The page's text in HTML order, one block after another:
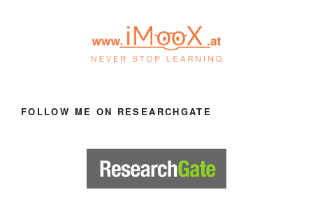
FOLLOW ME ON RESEARCHGATE